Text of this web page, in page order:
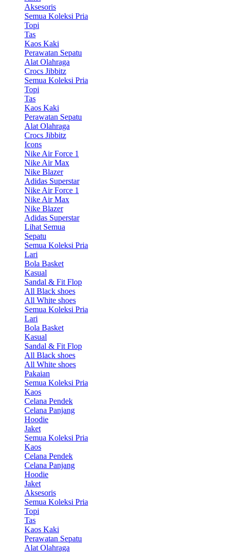
Aksesoris
Semua Koleksi Pria
Topi
Tas
Kaos Kaki
Perawatan Sepatu
Alat Olahraga
Crocs Jibbitz
Semua Koleksi Pria
Topi
Tas
Kaos Kaki
Perawatan Sepatu
Alat Olahraga
Crocs Jibbitz
Icons
Nike Air Force 1
Nike Air Max
Nike Blazer
Adidas Superstar
Nike Air Force 1
Nike Air Max
Nike Blazer
Adidas Superstar
Lihat Semua
Sepatu
Semua Koleksi Pria
Lari
Bola Basket
Kasual
Sandal & Fit Flop
All Black shoes
All White shoes
Semua Koleksi Pria
Lari
Bola Basket
Kasual
Sandal & Fit Flop
All Black shoes
All White shoes
Pakaian
Semua Koleksi Pria
Kaos
Celana Pendek
Celana Panjang
Hoodie
Jaket
Semua Koleksi Pria
Kaos
Celana Pendek
Celana Panjang
Hoodie
Jaket
Aksesoris
Semua Koleksi Pria
Topi
Tas
Kaos Kaki
Perawatan Sepatu
Alat Olahraga